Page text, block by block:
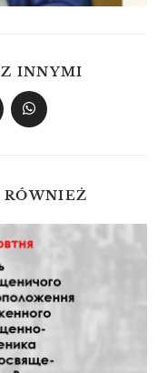
INNYMI
RÓWNIEŻ